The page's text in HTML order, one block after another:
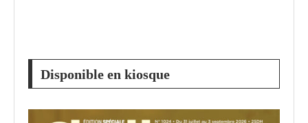
Disponible en kiosque